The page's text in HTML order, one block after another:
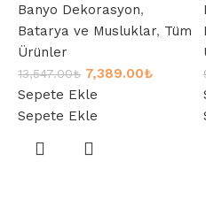
Banyo Dekorasyon,
Batarya ve Musluklar, Tüm
Ürünler
13,547.00₺ 7,389.00₺
Sepete Ekle
Sepete Ekle